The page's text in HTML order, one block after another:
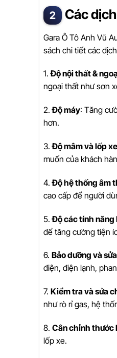
Các
Gara Ô Tô Anh Vũ
sách chi tiết các
1.Độ nội thất &
ngoại thất như sơn
2.Độ máy: Tăng
hơn.
3.Độ mâm và lốp xe
muốn của khách
4.Độ hệ thống âm
cao cấp để người
5.Độ các tính năng
để tăng cường tiện
6. Bảo dưỡng và
điện, điện lạnh,
7. Kiểm tra và sửa
như rò rỉ gas, hệ
8. Cân chỉnh thước
lốp xe.